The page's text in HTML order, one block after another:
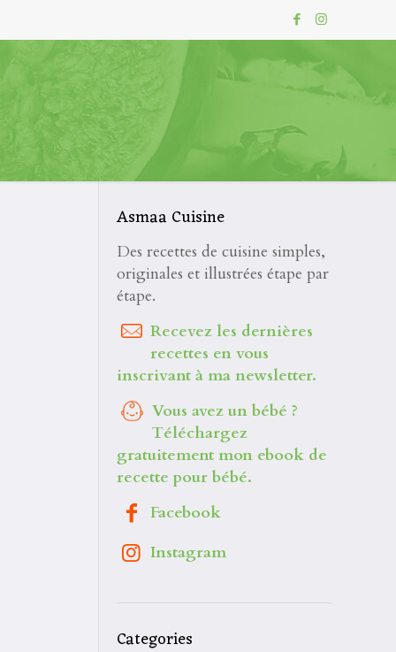
Asmaa Cuisine
Des recettes de cuisine simples,
originales et illustrées étape par
étape.
Recevez les dernières
recettes en vous
inscrivant à ma newsletter.
Vous avez un bébé ?
Téléchargez
gratuitement mon ebook de
recette pour bébé.
Facebook
Instagram
Categories